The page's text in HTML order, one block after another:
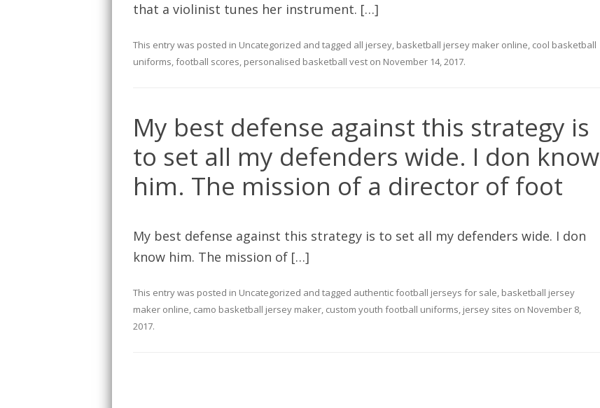
that a violinist tunes her instrument. […]
This entry was posted in Uncategorized and tagged all jersey, basketball jersey maker online, cool basketball
uniforms,football scores, personalised basketball vest on November 14, 2017.
My best defense against this strategy is
to set all my defenders wide. I don know
him. The mission of a director of foot
My best defense against this strategy is to set all my defenders wide. I don
know him. The mission of […]
This entry was posted in Uncategorized and tagged authentic football jerseys for sale, basketball jersey
maker online, camo basketball jersey maker, custom youth football uniforms, jersey sites on November 8,
2017.